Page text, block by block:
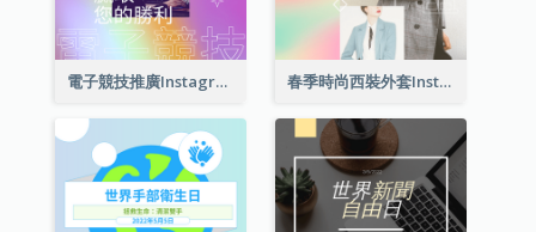
電子競技推廣Instagram帖子 春季時尚西裝外套Instagram帖子